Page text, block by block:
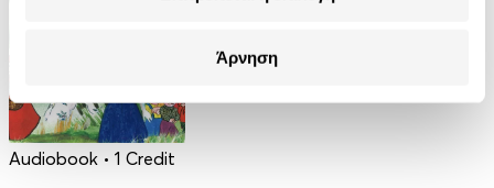
Άρνηση
Audiobook • 1 Credit